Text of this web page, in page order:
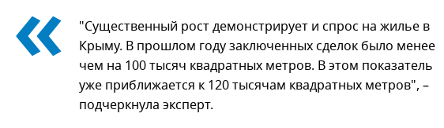
«
"Существенный рост демонстрирует и спрос на жилье в
Крыму. В прошлом году заключенных сделок было менее
чем на 100 тысяч квадратных метров. В этом показатель
уже приближается к 120 тысячам квадратных метров", –
подчеркнула эксперт.